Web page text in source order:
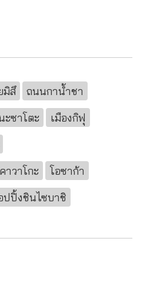
มิสึ
ถนนกาน้ำชา
ะซาโตะ
เมืองกิฟุ
าวาโกะ
โอซาก้า
ปปิ้งชินไซบาชิ